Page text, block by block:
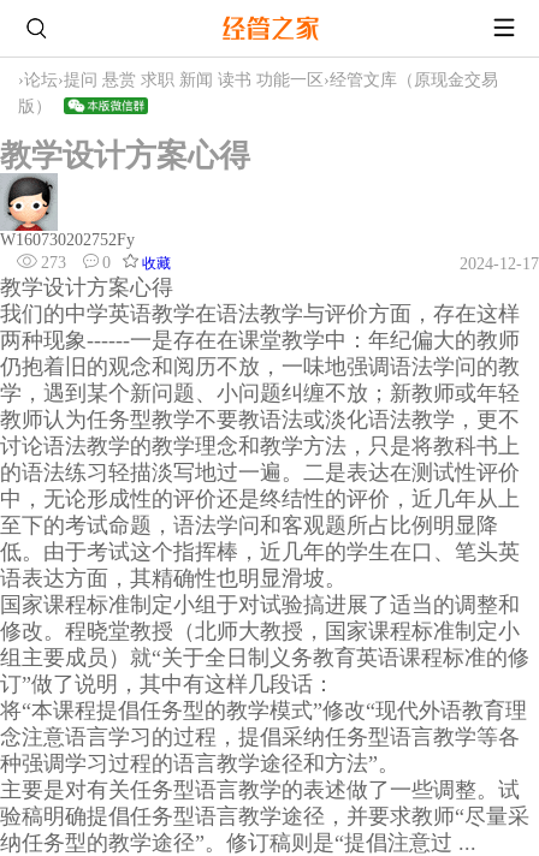
›论坛›提问 悬赏 求职 新闻 读书 功能一区 ›经管文库（原现金交易
版）
教学设计方案心得
W160730202752Fy
273
0 收藏 2024-12-17
教学设计方案心得
我们的中学英语教学在语法教学与评价方面，存在这样
两种现象------一是存在在课堂教学中：年纪偏大的教师
仍抱着旧的观念和阅历不放，一味地强调语法学问的教
学，遇到某个新问题、小问题纠缠不放；新教师或年轻
教师认为任务型教学不要教语法或淡化语法教学，更不
讨论语法教学的教学理念和教学方法，只是将教科书上
的语法练习轻描淡写地过一遍。二是表达在测试性评价
中，无论形成性的评价还是终结性的评价，近几年从上
至下的考试命题，语法学问和客观题所占比例明显降
低。由于考试这个指挥棒，近几年的学生在口、笔头英
语表达方面，其精确性也明显滑坡。
国家课程标准制定小组于对试验搞进展了适当的调整和
修改。程晓堂教授（北师大教授，国家课程标准制定小
组主要成员）就“关于全日制义务教育英语课程标准的修
订”做了说明，其中有这样几段话：
将“本课程提倡任务型的教学模式”修改“现代外语教育理
念注意语言学习的过程，提倡采纳任务型语言教学等各
种强调学习过程的语言教学途径和方法”。
主要是对有关任务型语言教学的表述做了一些调整。试
验稿明确提倡任务型语言教学途径，并要求教师“尽量采
纳任务型的教学途径”。修订稿则是“提倡注意过 ...